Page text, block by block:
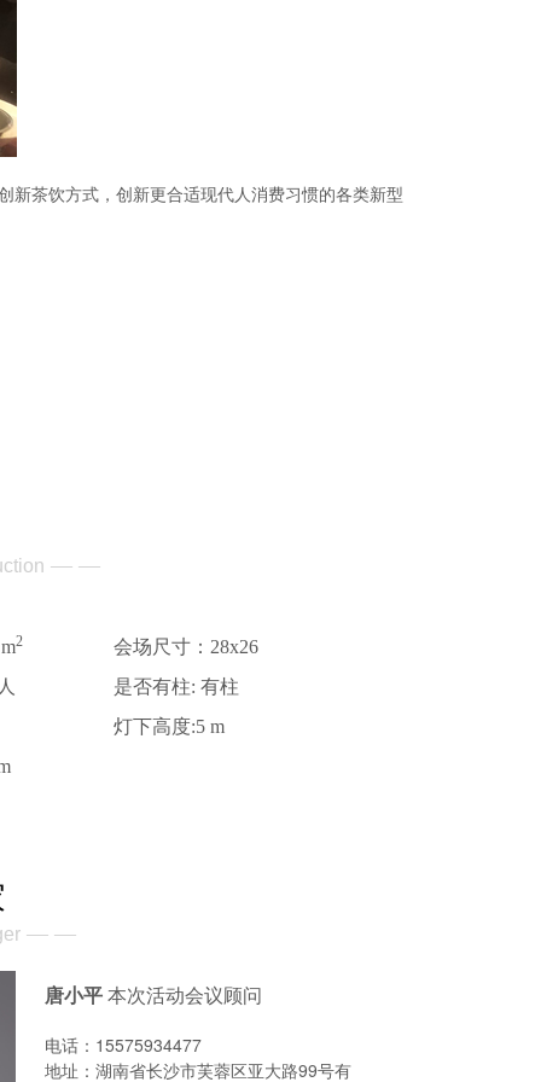
新茶饮方式，创新更合适现代人消费习惯的各类新型
— —
2
会场尺寸：28x26
是否有柱: 有柱
灯下高度:5 m
— —
唐小平 本次活动会议顾问
电话：15575934477
地址：湖南省长沙市芙蓉区亚大路99号有